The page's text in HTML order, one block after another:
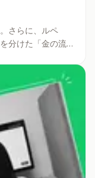
さらに、ルペ
分けた「金の流